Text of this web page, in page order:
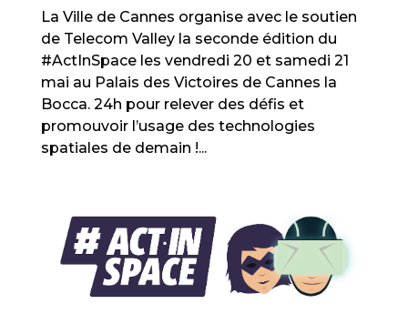
La Ville de Cannes organise avec le soutien
de Telecom Valley la seconde édition du
#ActInSpace les vendredi 20 et samedi 21
mai au Palais des Victoires de Cannes la
Bocca. 24h pour relever des défis et
promouvoir l’usage des technologies
spatiales de demain !...